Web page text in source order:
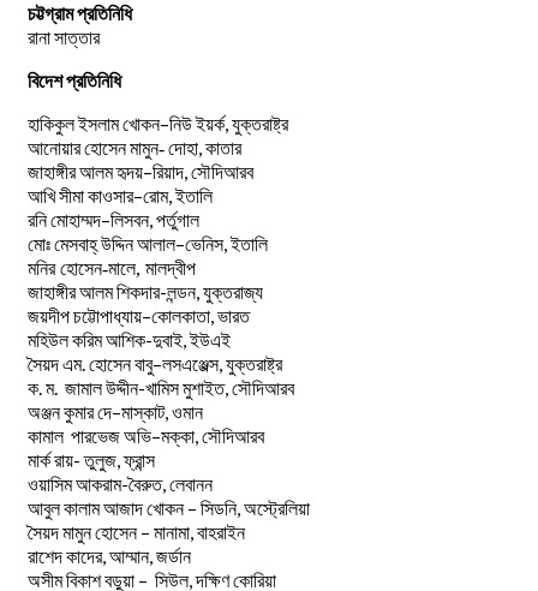
চট্টগ্রাম প্রতিনিধি
রানা সাত্তার
বিদেশ প্রতিনিধি
হাকিকুলইসলামখোকন–নিউইয়র্ক,যুক্তরাষ্ট্র
আনোয়ারহোসেনমামুন-দোহা,কাতার
জাহাঙ্গীরআলমহৃদয়–রিয়াদ,সৌদিআরব
আখিসীমাকাওসার–রোম,ইতালি
রনিমোহাম্মদ–লিসবন,পর্তুগাল
মোঃমেসবাহ্উদ্দিনআলাল–ভেনিস,ইতালি
মনির হোসেন-মালে, মালদ্বীপ
জাহাঙ্গীর আলম শিকদার-লন্ডন, যুক্তরাজ্য
জয়দীপচট্টোপাধ্যায়–কোলকাতা,ভারত
মহিউল করিম আশিক-দুবাই, ইউএই
সৈয়দএম.হোসেনবাবু–লসএঞ্জেল্স,যুক্তরাষ্ট্র
ক.ম. জামালউদ্দীন-খামিস মুশাইত,সৌদিআরব
অঞ্জনকুমারদে–মাস্কাট,ওমান
কামাল পারভেজঅভি–মক্কা,সৌদিআরব
মার্ক রায়- তুলুজ, ফ্রান্স
ওয়াসিম আকরাম-বৈরুত, লেবানন
আবুল কালাম আজাদ খোকন – সিডনি, অস্ট্রেলিয়া
সৈয়দ মামুন হোসেন – মানামা, বাহরাইন
রাশেদ কাদের, আম্মান, জর্ডান
অসীম বিকাশ বড়ুয়া – সিউল, দক্ষিণ কোরিয়া